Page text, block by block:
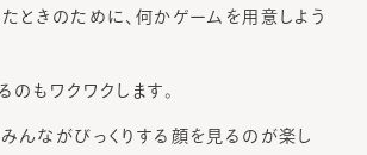
ときのために、何かゲームを用意しよう
のもワクワクします。
んながびっくりする顔を見るのが楽し